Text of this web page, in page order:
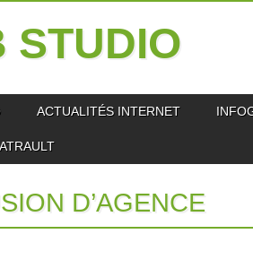
STUDIO
ACTUALITÉS INTERNET
D’AGENCE